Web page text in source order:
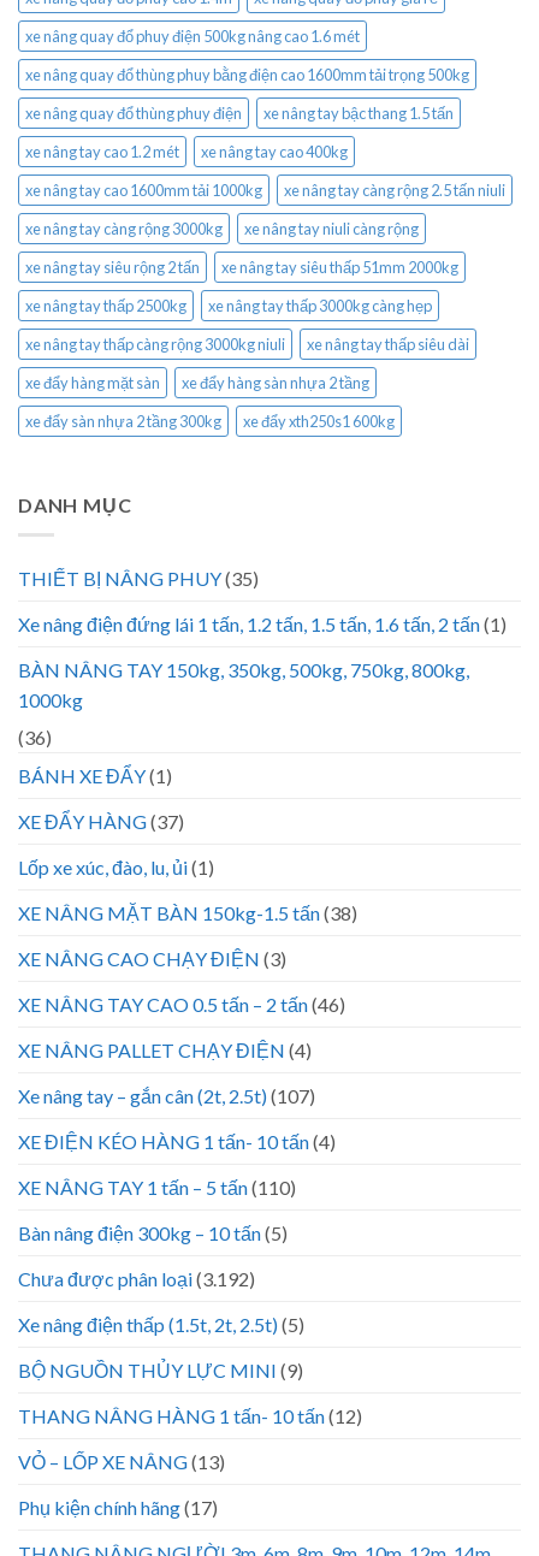
xe nâng quay đổ phuy điện 500kg nâng cao 1.6 mét
xe nâng quay đổ thùng phuy bằng điện cao 1600mm tải trọng 500kg
xe nâng quay đổ thùng phuy điện
xe nâng tay bậc thang 1.5 tấn
xe nâng tay cao 1.2 mét
xe nâng tay cao 400kg
xe nâng tay cao 1600mm tải 1000kg
xe nâng tay càng rộng 2.5 tấn niuli
xe nâng tay càng rộng 3000kg
xe nâng tay niuli càng rộng
xe nâng tay siêu rộng 2 tấn
xe nâng tay siêu thấp 51mm 2000kg
xe nâng tay thấp 2500kg
xe nâng tay thấp 3000kg càng hẹp
xe nâng tay thấp càng rộng 3000kg niuli
xe nâng tay thấp siêu dài
xe đẩy hàng mặt sàn
xe đẩy hàng sàn nhựa 2 tầng
xe đẩy sàn nhựa 2 tầng 300kg
xe đẩy xth250s1 600kg
DANH MỤC
THIẾT BỊ NÂNG PHUY(35)
Xe nâng điện đứng lái 1 tấn, 1.2 tấn, 1.5 tấn, 1.6 tấn, 2 tấn(1)
BÀN NÂNG TAY 150kg, 350kg, 500kg, 750kg, 800kg,
1000kg
(36)
BÁNH XE ĐẨY(1)
XE ĐẨY HÀNG(37)
Lốp xe xúc, đào, lu, ủi(1)
XE NÂNG MẶT BÀN 150kg-1.5 tấn(38)
XE NÂNG CAO CHẠY ĐIỆN (3)
XE NÂNG TAY CAO 0.5 tấn – 2 tấn(46)
XE NÂNG PALLET CHẠY ĐIỆN (4)
Xe nâng tay – gắn cân (2t, 2.5t)(107)
XE ĐIỆN KÉO HÀNG 1 tấn- 10 tấn(4)
XE NÂNG TAY 1 tấn – 5 tấn(110)
Bàn nâng điện 300kg – 10 tấn(5)
Chưa được phân loại(3.192)
Xe nâng điện thấp (1.5t, 2t, 2.5t)(5)
BỘ NGUỒN THỦY LỰC MINI (9)
THANG NÂNG HÀNG 1 tấn- 10 tấn(12)
VỎ – LỐP XE NÂNG(13)
Phụ kiện chính hãng(17)